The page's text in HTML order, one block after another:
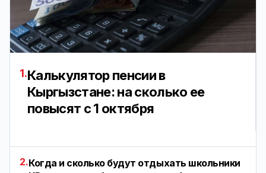
1.Калькулятор пенсии в
Кыргызстане: на сколько ее
повысят с 1 октября
2.Когда и сколько будут отдыхать школьники